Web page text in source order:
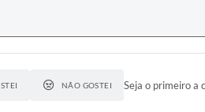
NÃO GOSTEI Seja o primeiro a